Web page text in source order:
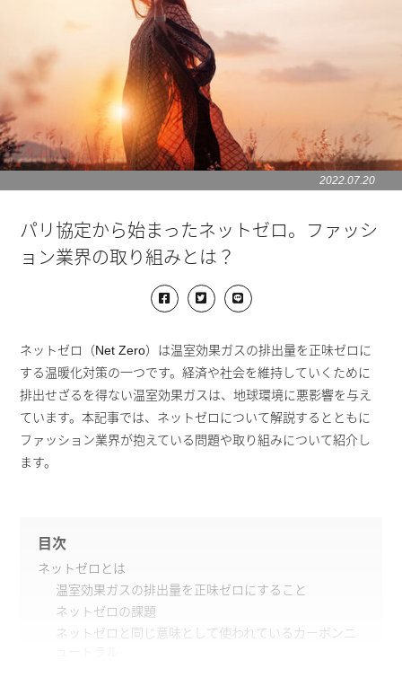
2022.07.20
パリ協定から始まったネットゼロ。ファッシ
ョン業界の取り組みとは？
ネットゼロ（Net Zero）は温室効果ガスの排出量を正味ゼロに
する温暖化対策の一つです。経済や社会を維持していくために
排出せざるを得ない温室効果ガスは、地球環境に悪影響を与え
ています。本記事では、ネットゼロについて解説するとともに
ファッション業界が抱えている問題や取り組みについて紹介し
ます。
目次
ネットゼロとは
温室効果ガスの排出量を正味ゼロにすること
ネットゼロの課題
ネットゼロと同じ意味として使われているカーボンニ